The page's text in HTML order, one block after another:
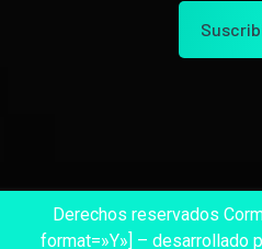
Derechos reservados
format=»Y»] – desarrollado